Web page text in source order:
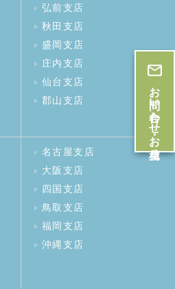
弘前支店
秋田支店
盛岡支店
庄内支店
仙台支店
郡山支店
名古屋支店
大阪支店
四国支店
鳥取支店
福岡支店
沖縄支店
お問い合わせ・お見積